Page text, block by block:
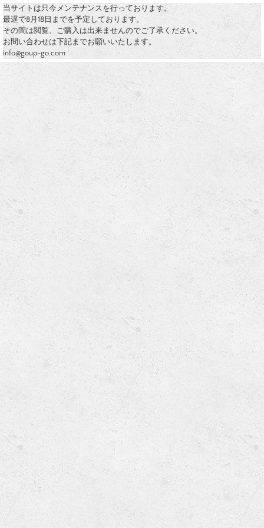
当サイトは只今メンテナンスを行っております。
最遅で8月18日までを予定しております。
その間は閲覧、ご購入は出来ませんのでご了承ください。
お問い合わせは下記までお願いいたします。
info@goup-go.com